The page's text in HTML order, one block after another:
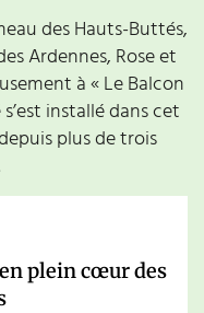
des Hauts-Buttés,
Ardennes, Rose et
à « Le Balcon
installé dans cet
plus de trois
plein cœur des